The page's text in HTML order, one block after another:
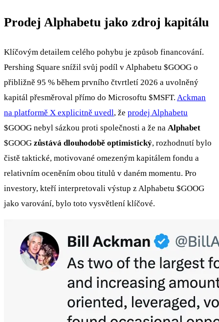
Prodej Alphabetu jako zdroj kapitálu
Klíčovým detailem celého pohybu je způsob financování.
Pershing Square snížil svůj podíl v Alphabetu $GOOG o
přibližně 95 % během prvního čtvrtletí 2026 a uvolněný
kapitál přesměroval přímo do Microsoftu $MSFT. Ackman
na platformě X explicitně uvedl, že prodej Alphabetu
$GOOG nebyl sázkou proti společnosti a že na Alphabet
$GOOG zůstává dlouhodobě optimistický, rozhodnutí bylo
čistě taktické, motivované omezeným kapitálem fondu a
relativním oceněním obou titulů v daném momentu. Pro
investory, kteří interpretovali výstup z Alphabetu $GOOG
jako varování, bylo toto vysvětlení klíčové.